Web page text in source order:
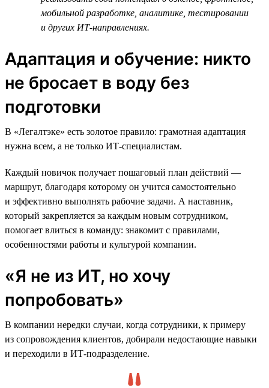
мобильной разработке, аналитике, тестировании
и других ИТ-направлениях.
Адаптация и обучение: никто
не бросает в воду без
подготовки
В «Легалтэке» есть золотое правило: грамотная адаптация
нужна всем, а не только ИТ-специалистам.
Каждый новичок получает пошаговый план действий —
маршрут, благодаря которому он учится самостоятельно
и эффективно выполнять рабочие задачи. А наставник,
который закрепляется за каждым новым сотрудником,
помогает влиться в команду: знакомит с правилами,
особенностями работы и культурой компании.
«Я не из ИТ, но хочу
попробовать»
В компании нередки случаи, когда сотрудники, к примеру
из сопровождения клиентов, добирали недостающие навыки
и переходили в ИТ-подразделение.